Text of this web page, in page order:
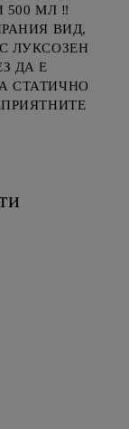
500 МЛ ‼
ВИД,
ЛУКСОЗЕН
ДА Е
СТАТИЧНО